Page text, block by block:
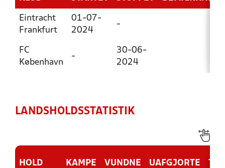
Eintracht
Frankfurt
01-07-
2024
-
FC
København
-
30-06-
2024
LANDSHOLDSSTATISTIK
HOLD KAMPE VUNDNE UAFGJORTE